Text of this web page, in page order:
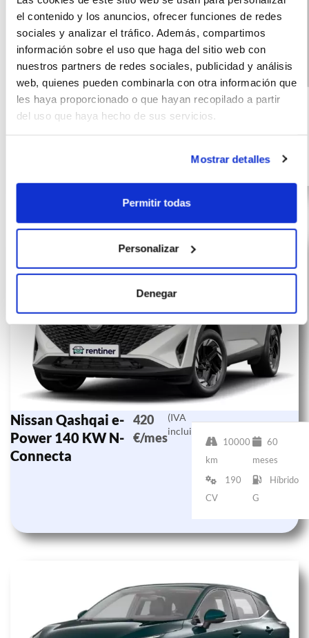
el contenido y los anuncios, ofrecer funciones de redes
sociales y analizar el tráfico. Además, compartimos
información sobre el uso que haga del sitio web con
nuestros partners de redes sociales, publicidad y análisis
web, quienes pueden combinarla con otra información que
les haya proporcionado o que hayan recopilado a partir
del uso que haya hecho de sus servicios.
Mostrar detalles
Permitir todas
Personalizar
Denegar
Nissan Qashqai
CVT 158CV
Acenta
460
€/mes
(IVA
incluido)
10000
60 meses
G
Nissan Qashqai e-
Power 140 KW N-
Connecta
420
€/mes
(IVA
incluido)
10000
km
60
meses
190
CV
Híbrido
G